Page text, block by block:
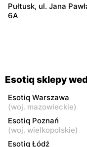
Pułtusk, ul. Jana
6A
Esotiq
Łowicz, ul. pl. Nowy
3
Esotiq
Siedlce, ul. Józefa
Piłsudskiego 74
Esotiq sklepy
Esotiq Warszawa
(woj. mazowieckie)
Esotiq Poznań
(woj. wielkopolskie)
Esotiq Łódź